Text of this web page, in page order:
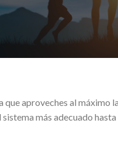
que aproveches al máximo
más adecuado